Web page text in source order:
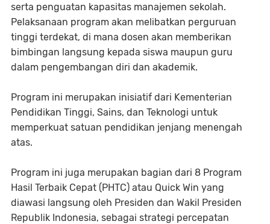
serta penguatan kapasitas manajemen sekolah.
Pelaksanaan program akan melibatkan perguruan
tinggi terdekat, di mana dosen akan memberikan
bimbingan langsung kepada siswa maupun guru
dalam pengembangan diri dan akademik.
Program ini merupakan inisiatif dari Kementerian
Pendidikan Tinggi, Sains, dan Teknologi untuk
memperkuat satuan pendidikan jenjang menengah
atas.
Program ini juga merupakan bagian dari 8 Program
Hasil Terbaik Cepat (PHTC) atau Quick Win yang
diawasi langsung oleh Presiden dan Wakil Presiden
Republik Indonesia, sebagai strategi percepatan